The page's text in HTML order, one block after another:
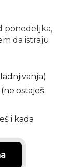
ponedeljka,
da istraju
ostaješ
i kada